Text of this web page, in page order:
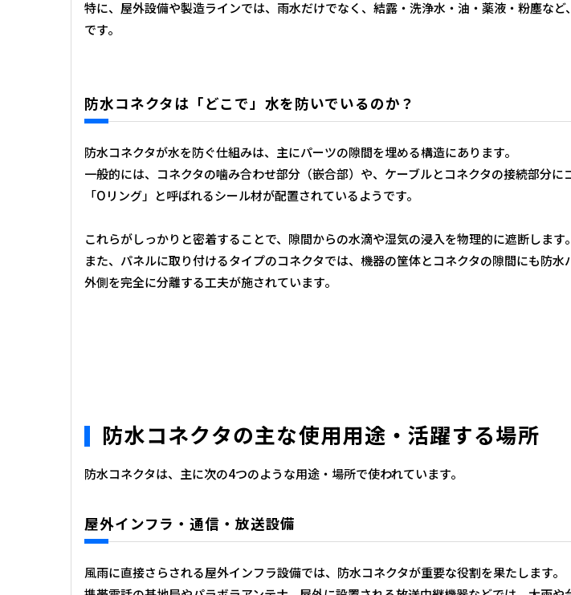
特に、屋外設備や製造ラインでは、雨水だけでなく、結露・洗浄水・油・薬液・粉塵な
です。
防水コネクタは「どこで」水を防いでいるのか？
防水コネクタが水を防ぐ仕組みは、主にパーツの隙間を埋める構造にあります。
一般的には、コネクタの噛み合わせ部分（嵌合部）や、ケーブルとコネクタの接続部分
「Oリング」と呼ばれるシール材が配置されているようです。
これらがしっかりと密着することで、隙間からの水滴や湿気の浸入を物理的に遮断します。
また、パネルに取り付けるタイプのコネクタでは、機器の筐体とコネクタの隙間にも防
外側を完全に分離する工夫が施されています。
防水コネクタの主な使用用途・活躍する場所
防水コネクタは、主に次の4つのような用途・場所で使われています。
屋外インフラ・通信・放送設備
風雨に直接さらされる屋外インフラ設備では、防水コネクタが重要な役割を果たします。